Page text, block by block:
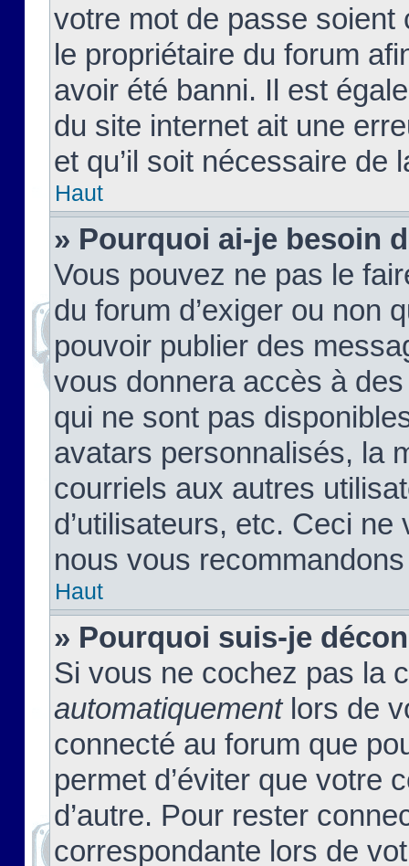
votre mot de passe soient
le propriétaire du forum
avoir été banni. Il est
du site internet ait une
et qu’il soit nécessaire de
Haut
» Pourquoi ai-je besoin
Vous pouvez ne pas le
du forum d’exiger ou non
pouvoir publier des
vous donnera accès à
qui ne sont pas
avatars personnalisés, la
courriels aux autres
d’utilisateurs, etc. Ceci
nous vous
Haut
» Pourquoi suis-je
Si vous ne cochez pas la
automatiquementlors de
connecté au forum que
permet d’éviter que votre
d’autre. Pour rester
correspondante lors de